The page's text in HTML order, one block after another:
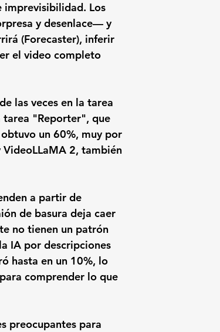
imprevisibilidad. Los
y desenlace— y
(Forecaster), inferir
el video completo
las veces en la tarea
tarea "Reporter", que
un 60%, muy por
2, también
a partir de
de basura deja caer
no tienen un patrón
IA por descripciones
hasta en un 10%, lo
comprender lo que
preocupantes para